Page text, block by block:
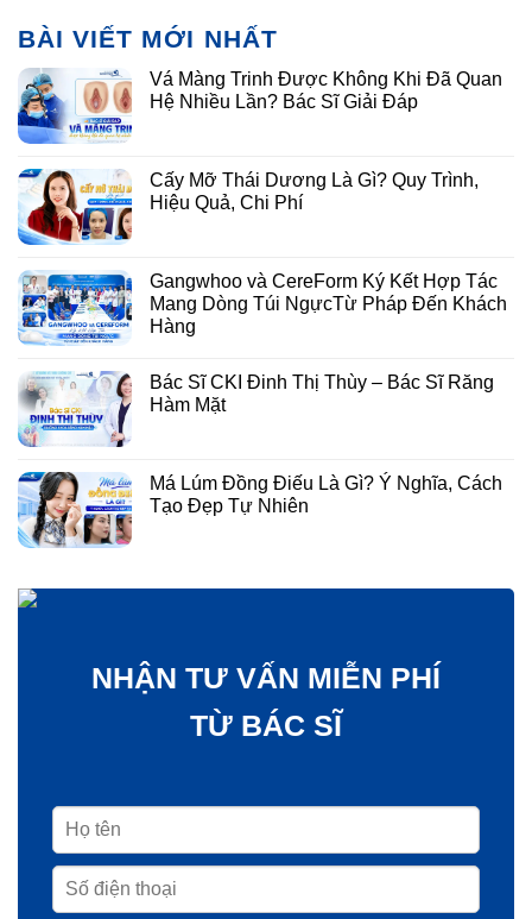
BÀI VIẾT MỚI NHẤT
Vá Màng Trinh Được Không Khi Đã Quan
Hệ Nhiều Lần? Bác Sĩ Giải Đáp
Cấy Mỡ Thái Dương Là Gì? Quy Trình,
Hiệu Quả, Chi Phí
Gangwhoo và CereForm Ký Kết Hợp Tác
Mang Dòng Túi NgựcTừ Pháp Đến Khách
Hàng
Bác Sĩ CKI Đinh Thị Thùy – Bác Sĩ Răng
Hàm Mặt
Má Lúm Đồng Điếu Là Gì? Ý Nghĩa, Cách
Tạo Đẹp Tự Nhiên
NHẬN TƯ VẤN MIỄN PHÍ
TỪ BÁC SĨ